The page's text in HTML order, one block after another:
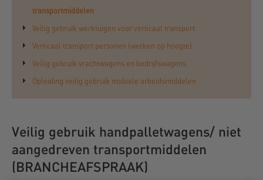
transportmiddelen
Veilig gebruik werktuigen voor verticaal transport
Verticaal transport personen (werken op hoogte)
Veilig gebruik vrachtwagens en bedrijfswagens
Opleiding veilig gebruik mobiele arbeidsmiddelen
Veilig gebruik handpalletwagens/ niet
aangedreven transportmiddelen
(BRANCHEAFSPRAAK)